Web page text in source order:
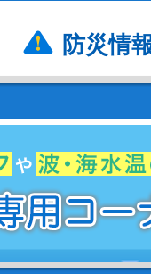
防災情